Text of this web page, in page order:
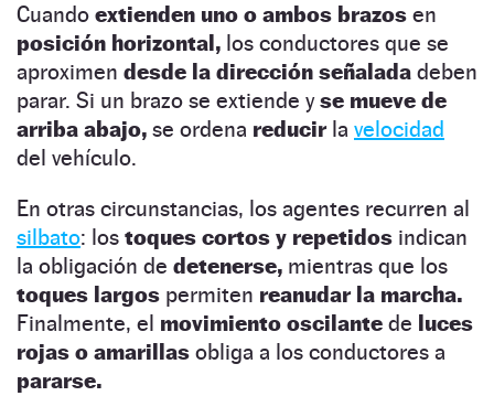
Cuando extienden uno o ambos brazos en
posición horizontal, los conductores que se
aproximen desde la dirección señalada deben
parar. Si un brazo se extiende yse mueve de
arriba abajo, se ordena reducir la velocidad
del vehículo.
En otras circunstancias, los agentes recurren al
silbato: los toques cortos y repetidos indican
la obligación de detenerse, mientras que los
toques largos permiten reanudar la marcha.
Finalmente, el movimiento oscilante de luces
rojas o amarillas obliga a los conductores a
pararse.